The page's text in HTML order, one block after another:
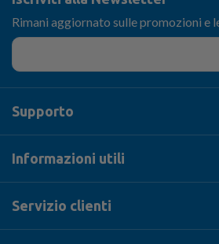
Rimani aggiornato sulle promozioni e
Supporto
Informazioni utili
Servizio clienti